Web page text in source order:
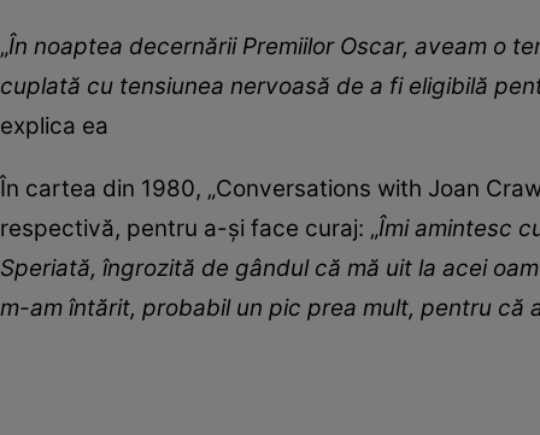
„În noaptea decernării Premiilor Oscar, aveam o
cuplată cu tensiunea nervoasă de a fi eligibilă
explica ea
În cartea din 1980, „Conversations with Joan
respectivă, pentru a-și face curaj: „Îmi amintesc
Speriată, îngrozită de gândul că mă uit la acei
m-am întărit, probabil un pic prea mult, pentru că